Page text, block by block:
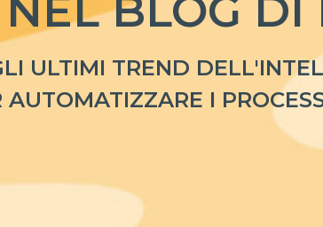
ULTIMI TREND
AUTOMATIZZARE I